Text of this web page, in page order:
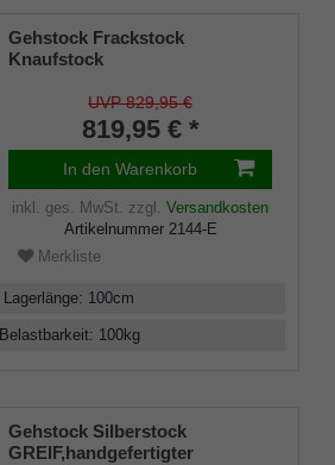
Gehstock Frackstock
Knaufstock
Knaufgriff aus echtem 925/1000
Sterling Silber, fein gehämmert,
aufgesetzt auf einen Stock aus
edlem Makassar Ebenholz,
inklusiv Schlankpuffer.
UVP 829,95 €
819,95 € *
In den Warenkorb
inkl. ges. MwSt. zzgl. Versandkosten
Artikelnummer 2144-E
Merkliste
Lagerlänge: 100cm
Belastbarkeit: 100kg
Gehstock Silberstock
GREIF,handgefertigter